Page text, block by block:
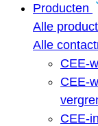
Producten
Alle
Alle
CEE-
CEE-
CEE-